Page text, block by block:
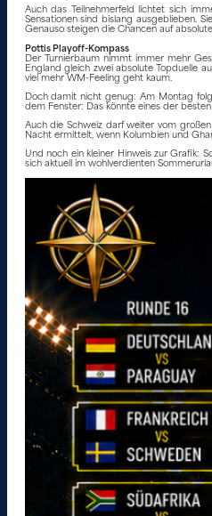
Auch das Teilnehmerfeld lichtet sich
Sensationen sind bislang ausgeblieben.
Genauso steigen die Chancen auf
Pottis Playoff-Kompass
Der Turnierbaum nimmt immer mehr
England gleich zwei absolute Topduelle
viel mehr WM-Feeling geht kaum.
Doch damit nicht genug: Am Montag
dem Fenster: Das könnte eines der
Auch die Schweiz darf weiter vom
Nacht ermittelt, wenn Kolumbien und
Und noch ein kleiner Hinweis zur Grafik:
sich aktuell im wohlverdienten